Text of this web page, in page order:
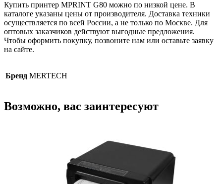
Купить принтер MPRINT G80 можно по низкой цене. В
каталоге указаны цены от производителя. Доставка техники
осуществляется по всей России, а не только по Москве. Для
оптовых заказчиков действуют выгодные предложения.
Чтобы оформить покупку, позвоните нам или оставьте заявку
на сайте.
Бренд MERTECH
Возможно, вас заинтересуют